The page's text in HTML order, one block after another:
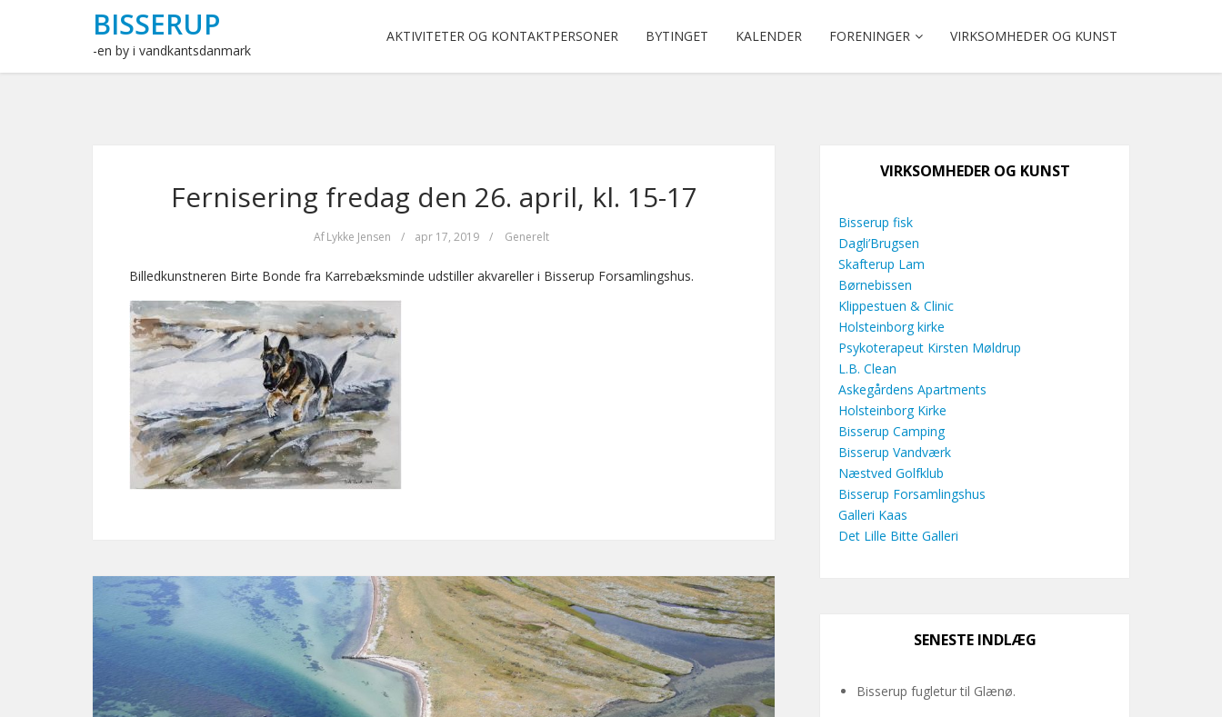
BISSERUP
-en by i vandkantsdanmark
AKTIVITETER OG KONTAKTPERSONER BYTINGET KALENDER FORENINGER VIRKSOMHEDER OG KUNST
Fernisering fredag den 26. april, kl. 15-17
AfLykke Jensen / apr 17, 2019 / Generelt
Billedkunstneren Birte Bonde fra Karrebæksminde udstiller akvareller i Bisserup Forsamlingshus.
VIRKSOMHEDER OG KUNST
Bisserup fisk
Dagli’Brugsen
Skafterup Lam
Børnebissen
Klippestuen & Clinic
Holsteinborg kirke
Psykoterapeut Kirsten Møldrup
L.B. Clean
Askegårdens Apartments
Holsteinborg Kirke
Bisserup Camping
Bisserup Vandværk
Næstved Golfklub
Bisserup Forsamlingshus
Galleri Kaas
Det Lille Bitte Galleri
SENESTE INDLÆG
Bisserup fugletur til Glænø.